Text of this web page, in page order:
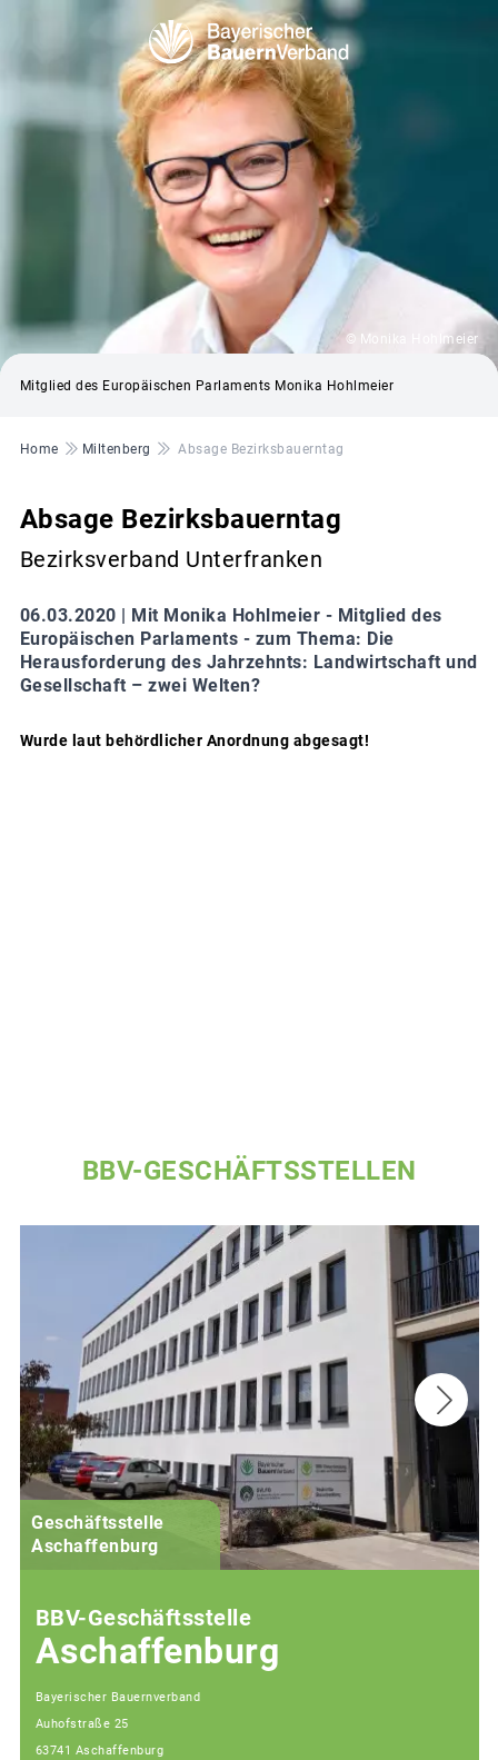
© Monika Hohlmeier
Mitglied des Europäischen Parlaments Monika Hohlmeier
Pfadnavigation
Home Miltenberg Absage Bezirksbauerntag
Absage Bezirksbauerntag
Bezirksverband Unterfranken
06.03.2020 |
Mit Monika Hohlmeier - Mitglied des
Europäischen Parlaments - zum Thema: Die
Herausforderung des Jahrzehnts: Landwirtschaft und
Gesellschaft – zwei Welten?
Wurde laut behördlicher Anordnung abgesagt!
BBV-GESCHÄFTSSTELLEN
Geschäftsstelle
Aschaffenburg
BBV-Geschäftsstelle
Aschaffenburg
Bayerischer Bauernverband
Auhofstraße 25
63741 Aschaffenburg